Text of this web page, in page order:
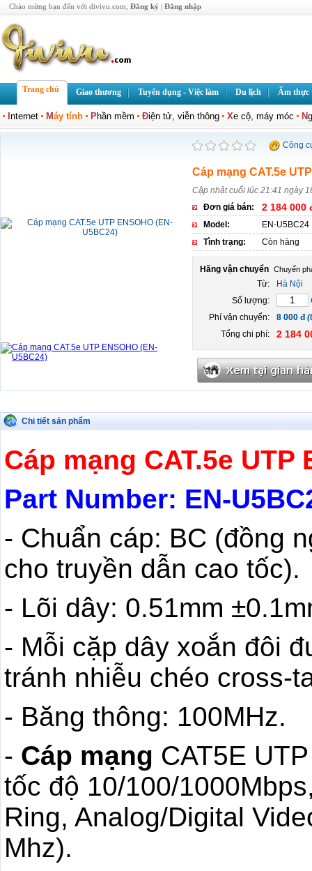
Chào mừng bạn đến với divivu.com, Đăng ký | Đăng nhập
Trang chủ Giao thương Tuyển dụng - Việc làm Du lịch Ẩm thực
nternet Máy tính Phần mềm Điện tử, viễn thông Xe cộ, máy móc N
Công
Cáp mạng CAT.5e
Cập nhật cuối lúc 21:41 ngày
Đơn giá bán:
2 184 000
Model:
EN-U5BC24
Tình trạng:
Còn hàng
Hãng vận chuyển
Từ:
Hà Nội
Số lượng:
Phí vận chuyển:
8 000 đ
Tổng chi phí:
2 184
Chi tiết sản phẩm
Cáp mạng CAT.5e UTP
Part Number: EN-
- Chuẩn cáp: BC (đồng
cho truyền dẫn cao tốc).
- Lõi dây: 0.51mm
- Mỗi cặp dây xoắn đôi
tránh nhiễu chéo cross-
- Băng thông: 100MHz.
- Cáp mạng CAT5E
tốc độ 10/100/
Ring, Analog/Digital
Mhz).